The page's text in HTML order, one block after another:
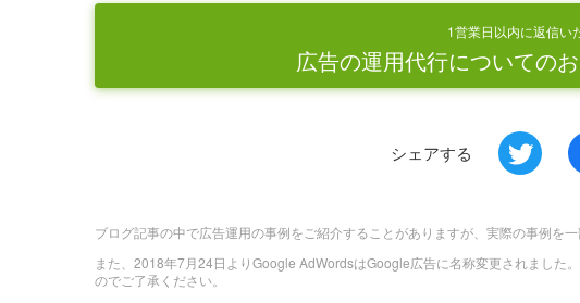
1営業日以内に返信い
広告の運用代行についての
シェアする
ブログ記事の中で広告運用の事例をご紹介することがありますが、実際の事例を
また、2018年7月24日よりGoogle AdWordsはGoogle広告に名称変更されました
のでご了承ください。